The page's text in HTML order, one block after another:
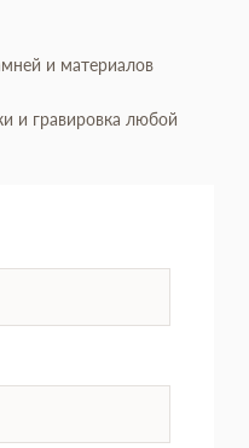
и материалов
и гравировка любой